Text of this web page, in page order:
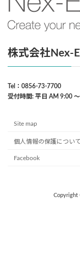
株式会社Nex-E
Tel：0856-73-7700
受付時間: 平日 AM 9:00
Site map
個人情報の保護について
Facebook
Copyright